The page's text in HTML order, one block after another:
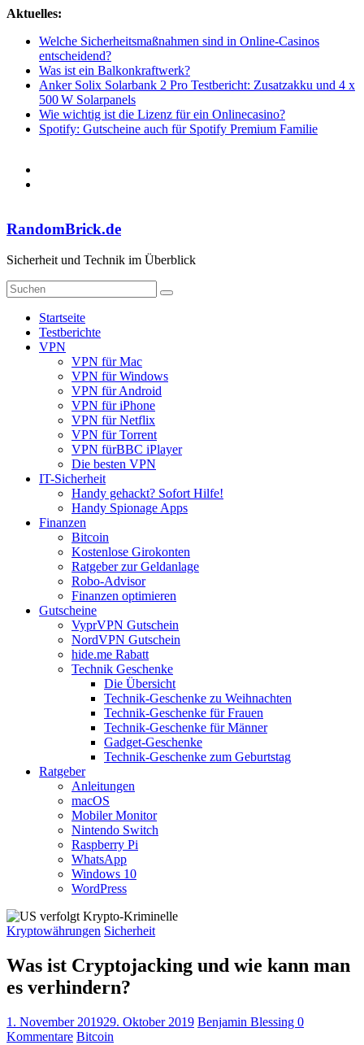
Zum
springen
Aktuelles:
Welche Sicherheitsmaßnahmen sind in Online-Casinos
entscheidend?
Was ist ein Balkonkraftwerk?
Anker Solix Solarbank 2 Pro Testbericht: Zusatzakku und 4 x
500 W Solarpanels
Wie wichtig ist die Lizenz für ein Onlinecasino?
Spotify: Gutscheine auch für Spotify Premium Familie
RandomBrick.de
Sicherheit und Technik im Überblick
Startseite
Testberichte
VPN
VPN für Mac
VPN für Windows
VPN für Android
VPN für iPhone
VPN für Netflix
VPN für Torrent
VPN fürBBC iPlayer
Die besten VPN
IT-Sicherheit
Handy gehackt? Sofort Hilfe!
Handy Spionage Apps
Finanzen
Bitcoin
Kostenlose Girokonten
Ratgeber zur Geldanlage
Robo-Advisor
Finanzen optimieren
Gutscheine
VyprVPN Gutschein
NordVPN Gutschein
hide.me Rabatt
Technik Geschenke
Die Übersicht
Technik-Geschenke zu Weihnachten
Technik-Geschenke für Frauen
Technik-Geschenke für Männer
Gadget-Geschenke
Technik-Geschenke zum Geburtstag
Ratgeber
Anleitungen
macOS
Mobiler Monitor
Nintendo Switch
Raspberry Pi
WhatsApp
Windows 10
WordPress
Kryptowährungen Sicherheit
Was ist Cryptojacking und wie kann man
es verhindern?
1. November 201929. Oktober 2019 Benjamin Blessing 0
Kommentare Bitcoin